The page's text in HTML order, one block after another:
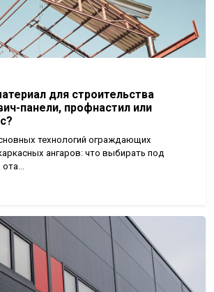
для строительства
панели, профнастил или
технологий ограждающих
ангаров: что выбирать под
ота…